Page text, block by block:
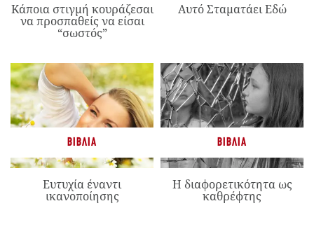
Κάποια στιγμή κουράζεσαι
να προσπαθείς να είσαι
“σωστός”
Αυτό Σταματάει Εδώ
ΒΙΒΛΊΑ
Ευτυχία έναντι
ικανοποίησης
ΒΙΒΛΊΑ
Η διαφορετικότητα ως
καθρέφτης